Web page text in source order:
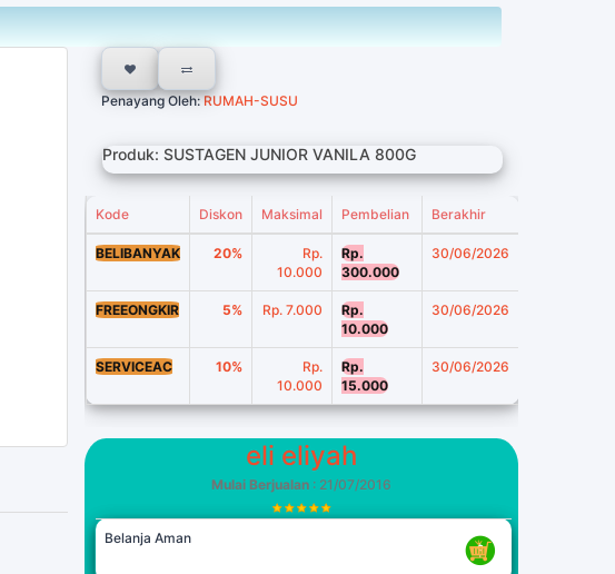
Penayang Oleh:RUMAH-SUSU
Produk: SUSTAGEN JUNIOR VANILA 800G
Kode Diskon Maksimal Pembelian Berakhir
BELIBANYAK 20%
Rp.
10.000
Rp.
300.000
30/06/2026
FREEONGKIR 5% Rp. 7.000
Rp.
10.000
30/06/2026
SERVICEAC 10%
Rp.
10.000
Rp.
15.000
30/06/2026
eli eliyah
Mulai Berjualan : 21/07/2016
Belanja Aman